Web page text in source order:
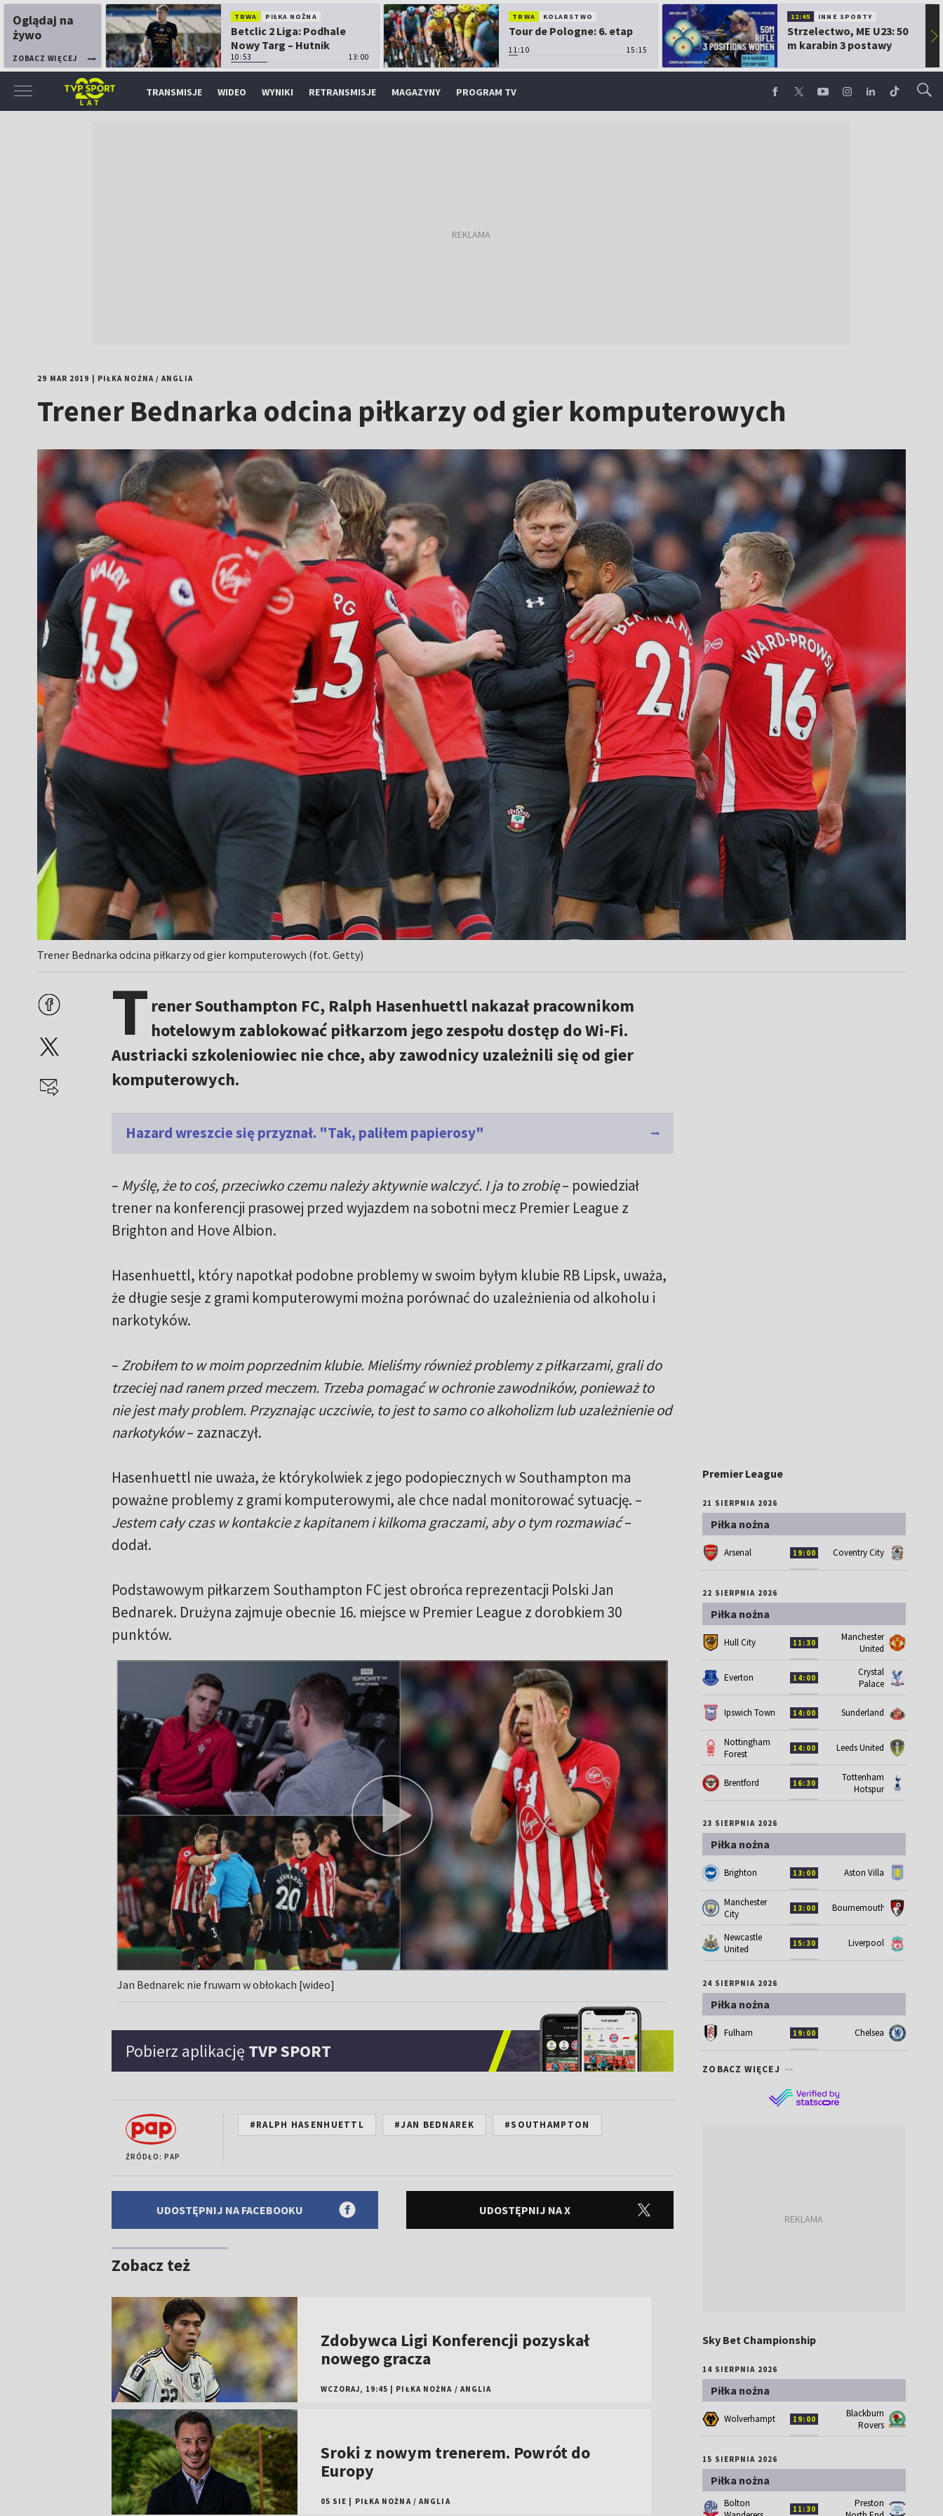
Oglądaj na
żywo
ZOBACZ WIĘCEJ
TRWA PIŁKA NOŻNA
Betclic 2 Liga: Podhale
Nowy Targ – Hutnik
Kraków
10:53 13:00
TRWA KOLARSTWO
Tour de Pologne: 6. etap
11:10 15:15
12:45 INNE SPORTY
Strzelectwo, ME U23: 50
m karabin 3 postawy
▶
TRANSMISJE WIDEO WYNIKI RETRANSMISJE MAGAZYNY PROGRAM TV
29 MAR 2019 PIŁKA NOŻNA/ANGLIA
Trener Bednarka odcina piłkarzy od gier komputerowych
Trener Bednarka odcina piłkarzy od gier komputerowych (fot. Getty)
T rener Southampton FC, Ralph Hasenhuettl nakazał pracownikom
hotelowym zablokować piłkarzom jego zespołu dostęp do Wi-Fi.
Austriacki szkoleniowiec nie chce, aby zawodnicy uzależnili się od gier
komputerowych.
Hazard wreszcie się przyznał. "Tak, paliłem papierosy"
– Myślę, że to coś, przeciwko czemu należy aktywnie walczyć. I ja to zrobię– powiedział
trener na konferencji prasowej przed wyjazdem na sobotni mecz Premier League z
Brighton and Hove Albion.
Hasenhuettl, który napotkał podobne problemy w swoim byłym klubie RB Lipsk, uważa,
że długie sesje z grami komputerowymi można porównać do uzależnienia od alkoholu i
narkotyków.
– Zrobiłem to w moim poprzednim klubie. Mieliśmy również problemy z piłkarzami, grali do
trzeciej nad ranem przed meczem. Trzeba pomagać w ochronie zawodników, ponieważ to
nie jest mały problem. Przyznając uczciwie, to jest to samo co alkoholizm lub uzależnienie od
narkotyków– zaznaczył.
Hasenhuettl nie uważa, że którykolwiek z jego podopiecznych w Southampton ma
poważne problemy z grami komputerowymi, ale chce nadal monitorować sytuację. –
Jestem cały czas w kontakcie z kapitanem i kilkoma graczami, aby o tym rozmawiać–
dodał.
Podstawowym piłkarzem Southampton FC jest obrońca reprezentacji Polski Jan
Bednarek. Drużyna zajmuje obecnie 16. miejsce w Premier League z dorobkiem 30
punktów.
Jan Bednarek: nie fruwam w obłokach [wideo]
Pobierz aplikację TVP SPORT
ŹRÓDŁO: PAP
#RALPH HASENHUETTL #JAN BEDNAREK #SOUTHAMPTON
UDOSTĘPNIJ NA FACEBOOKU UDOSTĘPNIJ NA X
Zobacz też
Zdobywca Ligi Konferencji pozyskał
nowego gracza
WCZORAJ, 19:45 PIŁKA NOŻNA / ANGLIA
Sroki z nowym trenerem. Powrót do
Europy
05 SIE PIŁKA NOŻNA / ANGLIA
Premier League
21 SIERPNIA 2026
Piłka nożna
Arsenal 19:00 Coventry City
22 SIERPNIA 2026
Piłka nożna
Hull City 11:30
Manchester
United
Everton 14:00
Crystal
Palace
Ipswich Town 14:00 Sunderland
Nottingham
Forest
14:00 Leeds United
Brentford 16:30
Tottenham
Hotspur
23 SIERPNIA 2026
Piłka nożna
Brighton 13:00 Aston Villa
Manchester
City
13:00 Bournemouth
Newcastle
United
15:30 Liverpool
24 SIERPNIA 2026
Piłka nożna
Fulham 19:00 Chelsea
ZOBACZ WIĘCEJ
Sky Bet Championship
14 SIERPNIA 2026
Piłka nożna
Wolverhampton 19:00
Blackburn
Rovers
15 SIERPNIA 2026
Piłka nożna
Bolton
11:30
Preston